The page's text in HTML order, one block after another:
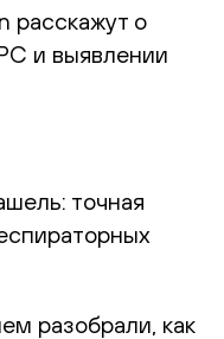
расскажут о
и выявлении
точная
разобрали, как